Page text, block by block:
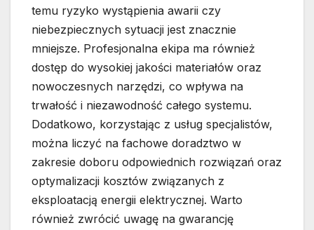
temu ryzyko wystąpienia awarii czy
niebezpiecznych sytuacji jest znacznie
mniejsze. Profesjonalna ekipa ma również
dostęp do wysokiej jakości materiałów oraz
nowoczesnych narzędzi, co wpływa na
trwałość i niezawodność całego systemu.
Dodatkowo, korzystając z usług specjalistów,
można liczyć na fachowe doradztwo w
zakresie doboru odpowiednich rozwiązań oraz
optymalizacji kosztów związanych z
eksploatacją energii elektrycznej. Warto
również zwrócić uwagę na gwarancję